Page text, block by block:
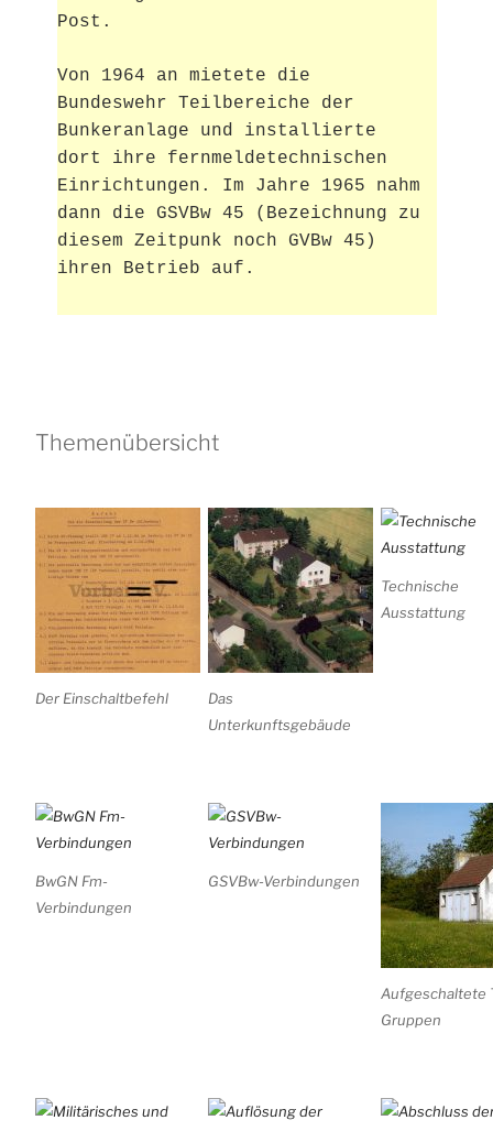
Post.
Von 1964 an mietete die
Bundeswehr Teilbereiche der
Bunkeranlage und installierte
dort ihre fernmeldetechnischen
Einrichtungen. Im Jahre 1965 nahm
dann die GSVBw 45 (Bezeichnung zu
diesem Zeitpunk noch GVBw 45)
ihren Betrieb auf.
Themenübersicht
Der Einschaltbefehl
Das
Unterkunftsgebäude
Technische
Ausstattung
BwGN Fm-
Verbindungen
GSVBw-Verbindungen
Aufgeschaltete
Gruppen